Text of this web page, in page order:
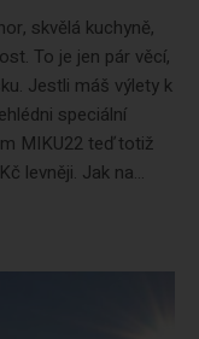
skvělá kuchyně,
To je jen pár věcí,
Jestli máš výlety k
speciální
MIKU22 teď totiž
levněji. Jak na...